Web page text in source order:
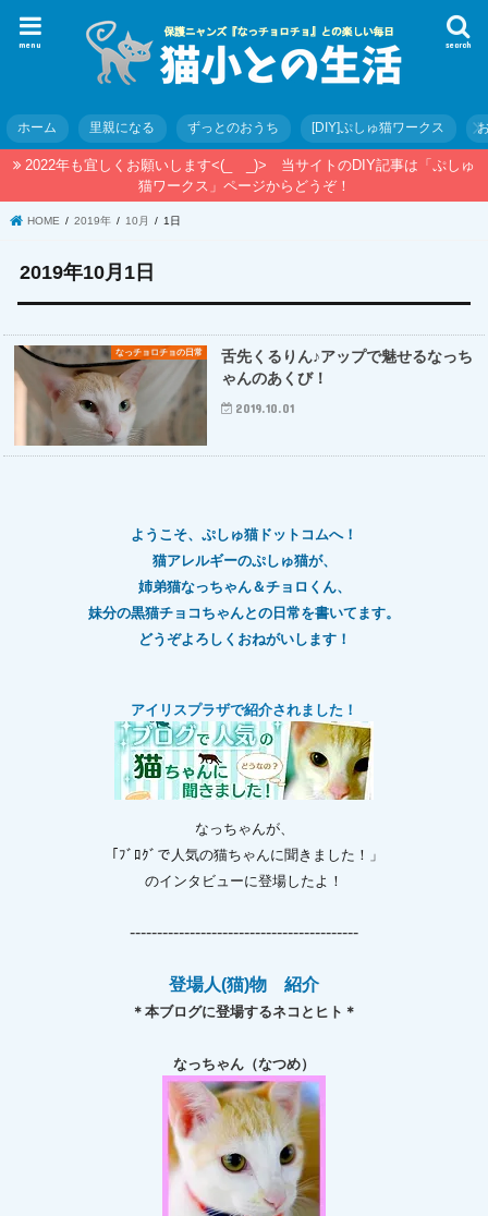
search
menu
ホーム 里親になる ずっとのおうち [DIY]ぷしゅ猫ワークス
2022年も宜しくお願いします<(_ _)> 当サイトのDIY記事は「ぷしゅ
猫ワークス」ページからどうぞ！
HOME 2019年 10月 1日
2019年10月1日
なっチョロチョの日常
舌先くるりん♪アップで魅せるなっち
ゃんのあくび！
2019.10.01
ようこそ、ぷしゅ猫ドットコムへ！
猫アレルギーのぷしゅ猫が、
姉弟猫なっちゃん＆チョロくん、
妹分の黒猫チョコちゃんとの日常を書いてます。
どうぞよろしくおねがいします！
アイリスプラザで紹介されました！
なっちゃんが、
「ﾌﾞﾛｸﾞで人気の猫ちゃんに聞きました！」
のインタビューに登場したよ！
------------------------------------------
登場人(猫)物 紹介
＊本ブログに登場するネコとヒト＊
なっちゃん（なつめ）